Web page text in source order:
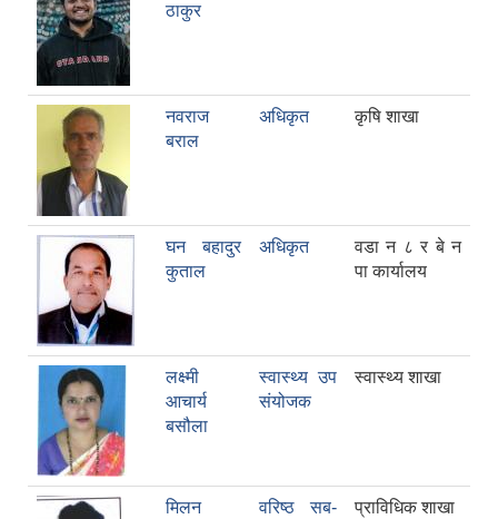
ठाकुर
नवराज
बराल
अधिकृत कृषि शाखा
घन बहादुर
कुताल
अधिकृत
वडा न‌‍ ८ र बे न
पा कार्यालय
लक्ष्मी
आचार्य
बसौला
स्वास्थ्य उप
संयोजक
स्वास्थ्य शाखा
मिलन
वरिष्ठ सब-
प्राविधिक शाखा